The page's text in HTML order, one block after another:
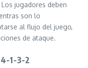
Los jugadores deben
son lo
al flujo del juego,
de ataque.
1-3-2